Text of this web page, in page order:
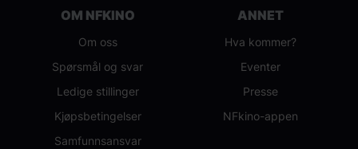
OM NFKINO
Om oss
Spørsmål og svar
Ledige stillinger
Kjøpsbetingelser
Samfunnsansvar
ANNET
Hva kommer?
Eventer
Presse
NFkino-appen